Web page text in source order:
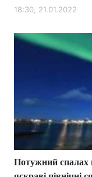
18:30, 21.01.2022
Потужний спалах